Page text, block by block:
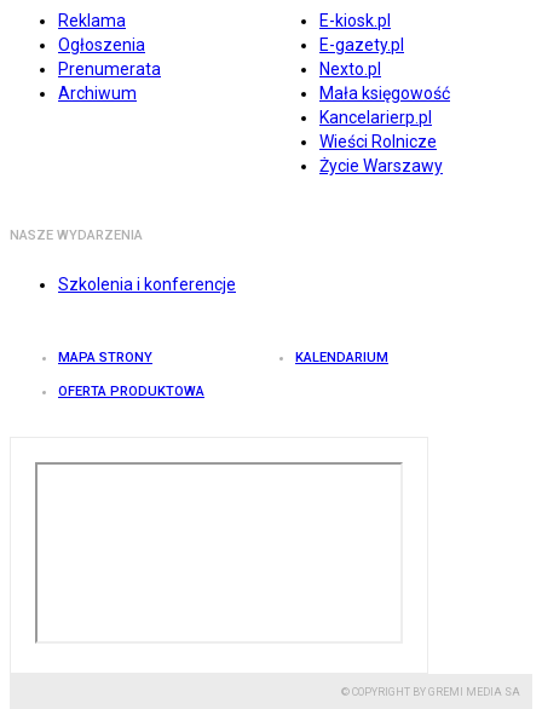
Reklama
Ogłoszenia
Prenumerata
Archiwum
E-kiosk.pl
E-gazety.pl
Nexto.pl
Mała księgowość
Kancelarierp.pl
Wieści Rolnicze
Życie Warszawy
NASZE WYDARZENIA
Szkolenia i konferencje
MAPA STRONY KALENDARIUM
OFERTA PRODUKTOWA
© COPYRIGHT BY GREMI MEDIA SA